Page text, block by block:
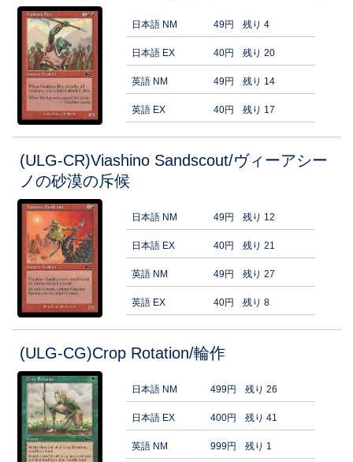
日本語 NM 49円 残り 4
日本語 EX 40円 残り 20
英語 NM 49円 残り 14
英語 EX 40円 残り 17
(ULG-CR)Viashino Sandscout/ヴィーアシー
ノの砂漠の斥候
日本語 NM 49円 残り 12
日本語 EX 40円 残り 21
英語 NM 49円 残り 27
英語 EX 40円 残り 8
(ULG-CG)Crop Rotation/輪作
日本語 NM 499円 残り 26
日本語 EX 400円 残り 41
英語 NM 999円 残り 1